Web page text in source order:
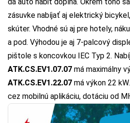
zásuvke nabíjať aj elektrický
skúter. Vhodné sú aj pre hotely,
a pod. Výhodou je aj 7-palcový
pištole s koncovkou IEC Typ 2.
ATK.CS.EV1.07.07 má maximálny
ATK.CS.EV1.22.07 má výkon 22
cez mobilnú aplikáciu, dotáciu od